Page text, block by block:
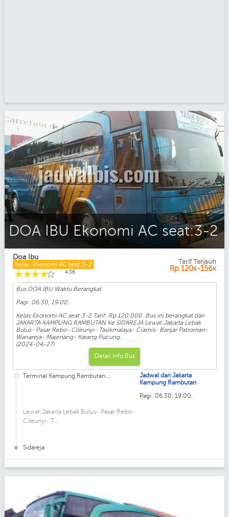
DOA IBU Ekonomi AC seat:3-2
Doa Ibu
Kelas: Ekonomi AC seat:3-2
☆
☆
☆
☆
☆ 4.36
Tarif Terjauh
Rp 120K-156K
Bus DOA IBU Waktu Berangkat
Pagi: 06.30, 19.00,
Kelas:Ekonomi AC seat:3-2 Tarif: Rp 120.000. Bus ini berangkat dari
JAKARTA KAMPUNG RAMBUTAN Ke SIDAREJA Lewat:Jakarta Lebak
Bulus- Pasar Rebo- Cileunyi- Tasikmalaya- Ciamis- Banjar Patroman-
Wanareja- Majenang- Karang Pucung.
(2024-04-27)
Detail Info Bus
Terminal Kampung Rambutan...
Lewat:Jakarta Lebak Bulus- Pasar Rebo-
Cileunyi- T...
Sidareja
Jadwal dari Jakarta
Kampung Rambutan:
Pagi: 06.30, 19.00,